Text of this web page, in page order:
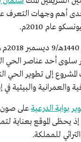
أهم وجهات التعرف
عام 2010م.
سلوى أحد عناصر الحي
إلى تطوير الحي
والعمرانية والبيئية
بوابة الدرعيةعلى صون
1766م، إذ يحظى الموقع
للمملكة.